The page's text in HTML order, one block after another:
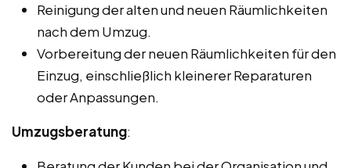
Reinigung der alten und neuen Räumlichkeiten
nach dem Umzug.
Vorbereitung der neuen Räumlichkeiten für den
Einzug, einschließlich kleinerer Reparaturen
oder Anpassungen.
Umzugsberatung: